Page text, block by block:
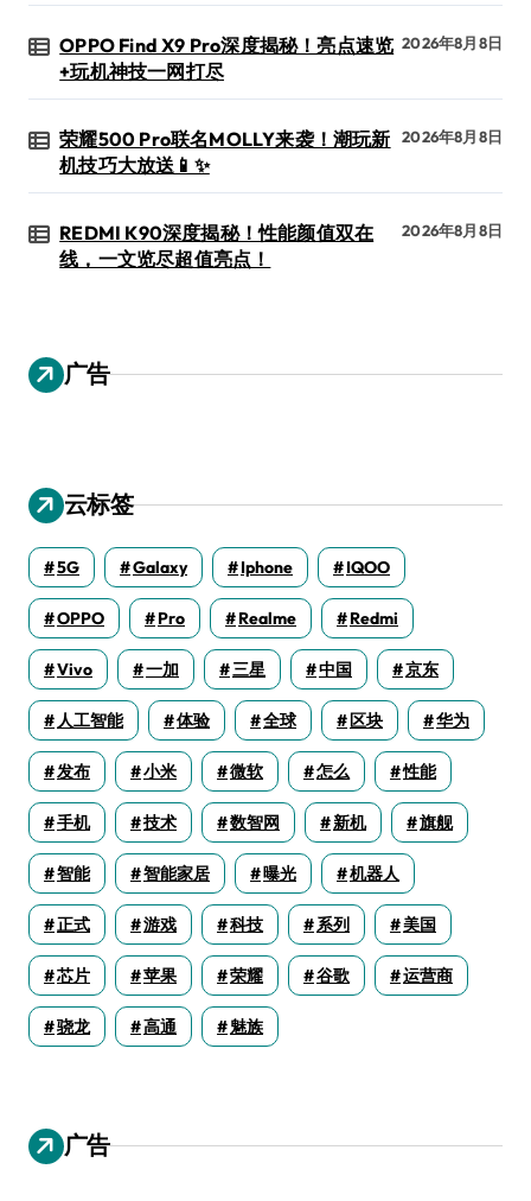
OPPO Find X9 Pro深度揭秘！亮点速览
+玩机神技一网打尽
2026年8月8日
荣耀500 Pro联名MOLLY来袭！潮玩新
机技巧大放送📱✨
2026年8月8日
REDMI K90深度揭秘！性能颜值双在
线，一文览尽超值亮点！
2026年8月8日
广告
云标签
5G Galaxy Iphone IQOO
OPPO Pro Realme Redmi
Vivo 一加 三星 中国 京东
人工智能 体验 全球 区块 华为
发布 小米 微软 怎么 性能
手机 技术 数智网 新机 旗舰
智能 智能家居 曝光 机器人
正式 游戏 科技 系列 美国
芯片 苹果 荣耀 谷歌 运营商
骁龙 高通 魅族
广告